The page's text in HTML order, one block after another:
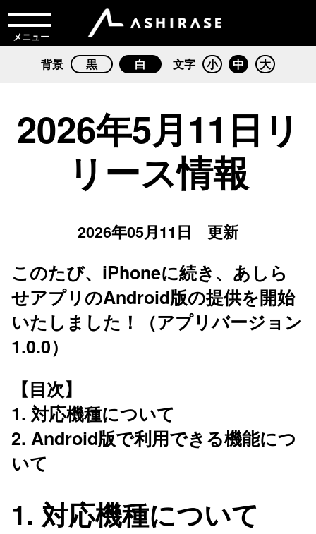
メニュー
背景 黒 白 文字 小 中 大
2026年5月11日リ
リース情報
2026年05月11日 更新
このたび、iPhoneに続き、あしら
せアプリのAndroid版の提供を開始
いたしました！（アプリバージョン
1.0.0）
【目次】
1. 対応機種について
2. Android版で利用できる機能につ
いて
1. 対応機種について